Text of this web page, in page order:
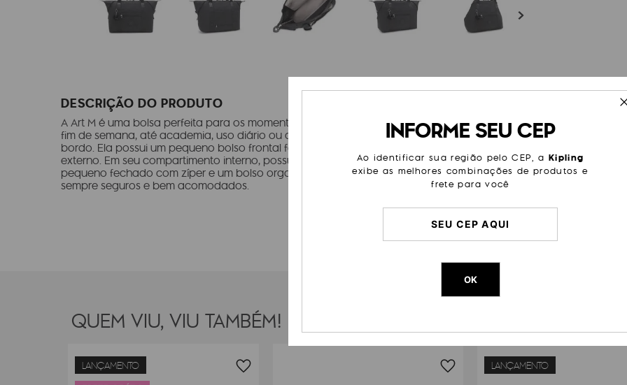
DESCRIÇÃO DO PRODUTO
A Art M é uma bolsa perfeita para os momentos de lazer. Desde um passeio no
fim de semana, até academia, uso diário ou até mesmo uma pequena mala de
bordo. Ela possui um pequeno bolso frontal fechado com zíper em seu lado
externo. Em seu compartimento interno, possui um porta-chaves, um bolso
pequeno fechado com zíper e um bolso organizer para manter seus itens
sempre seguros e bem acomodados.
Cor
Modelo
Tamanho
QUEM VIU, VIU TAMBÉM!
LANÇAMENTO LANÇAMENTO
INFORME SEU CEP
Ao identificar sua região pelo CEP, a Kipling
exibe as melhores combinações de produtos e
frete para você
OK